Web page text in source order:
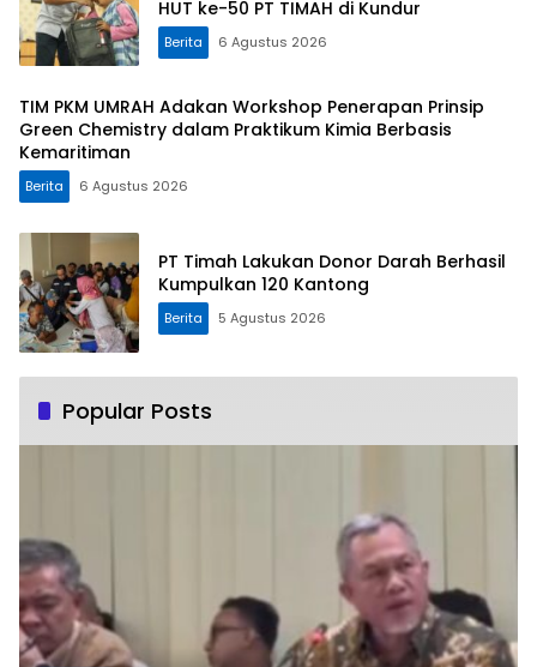
HUT ke-50 PT TIMAH di Kundur
Berita 6 Agustus 2026
TIM PKM UMRAH Adakan Workshop Penerapan Prinsip
Green Chemistry dalam Praktikum Kimia Berbasis
Kemaritiman
Berita 6 Agustus 2026
PT Timah Lakukan Donor Darah Berhasil
Kumpulkan 120 Kantong
Berita 5 Agustus 2026
Popular Posts